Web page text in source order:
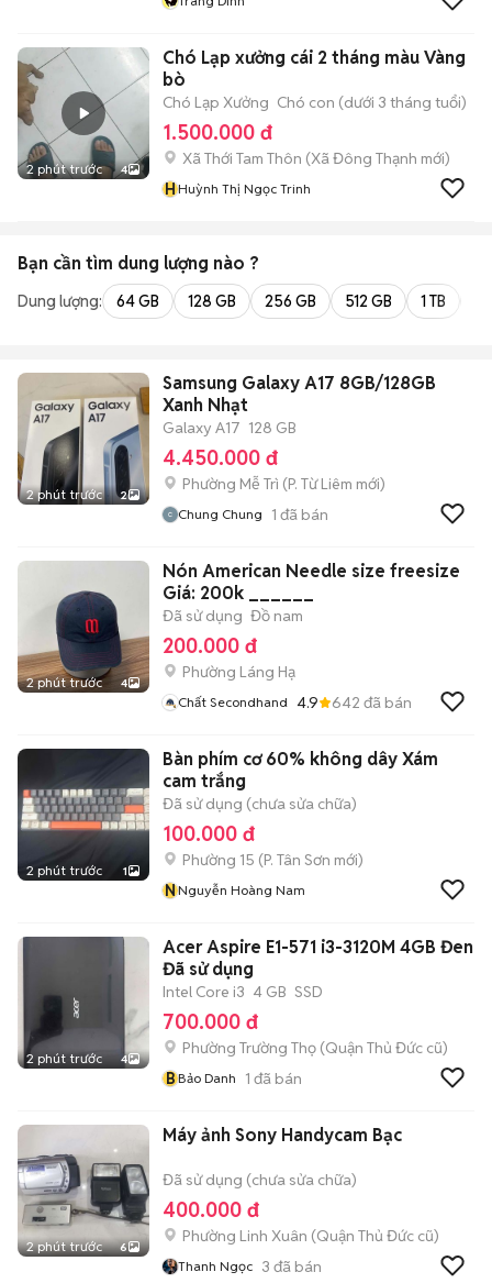
2 phút trước 4
Chó Lạp xưởng cái 2 tháng màu Vàng
bò
Chó Lạp Xưởng Chó con (dưới 3 tháng tuổi)
1.500.000 đ
Xã Thới Tam Thôn (Xã Đông Thạnh mới)
HHuỳnh Thị Ngọc Trinh
Bạn cần tìm dung lượng nào ?
Dung lượng: 64 GB 128 GB 256 GB 512 GB 1 TB
2 phút trước 2
Samsung Galaxy A17 8GB/128GB
Xanh Nhạt
Galaxy A17 128 GB
4.450.000 đ
Phường Mễ Trì (P. Từ Liêm mới)
Chung Chung 1 đã bán
2 phút trước 4
Nón American Needle size freesize
Giá: 200k ______
Đã sử dụng Đồ nam
200.000 đ
Phường Láng Hạ
Chất Secondhand 4.9 642 đã bán
2 phút trước 1
Bàn phím cơ 60% không dây Xám
cam trắng
Đã sử dụng (chưa sửa chữa)
100.000 đ
Phường 15 (P. Tân Sơn mới)
NNguyễn Hoàng Nam
2 phút trước 4
Acer Aspire E1-571 i3-3120M 4GB Đen
Đã sử dụng
Intel Core i3 4 GB SSD
700.000 đ
Phường Trường Thọ (Quận Thủ Đức cũ)
BBảo Danh 1 đã bán
2 phút trước 6
Máy ảnh Sony Handycam Bạc
Đã sử dụng (chưa sửa chữa)
400.000 đ
Phường Linh Xuân (Quận Thủ Đức cũ)
Thanh Ngọc 3 đã bán